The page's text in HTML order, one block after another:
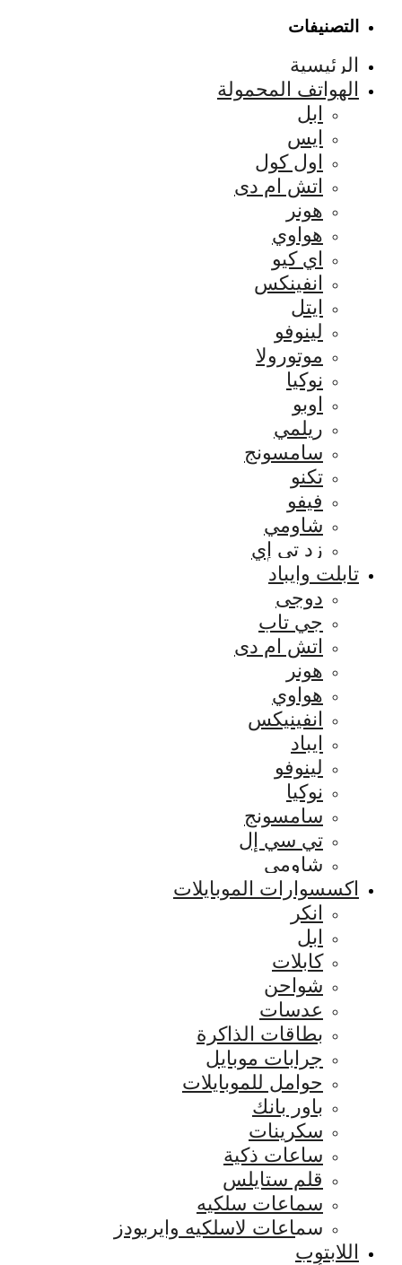
التصنيفات
الرئيسية
الهواتف المحمولة
ابل
ايس
اول كول
اتش ام دى
هونر
هواوي
اي كيو
انفينكس
ايتل
لينوفو
موتورولا
نوكيا
اوبو
ريلمي
سامسونج
تكنو
فيفو
شاومي
زد تي إي
تابلت وايباد
دوجى
جي تاب
اتش ام دى
هونر
هواوي
انفينيكس
ايباد
لينوفو
نوكيا
سامسونج
تي سي إل
شاومي
اكسسوارات الموبايلات
انكر
ابل
كابلات
شواحن
عدسات
بطاقات الذاكرة
جرابات موبايل
حوامل للموبايلات
باور بانك
سكرينات
ساعات ذكية
قلم ستايلس
سماعات سلكيه
سماعات لاسلكيه وايربودز
اللابتوب